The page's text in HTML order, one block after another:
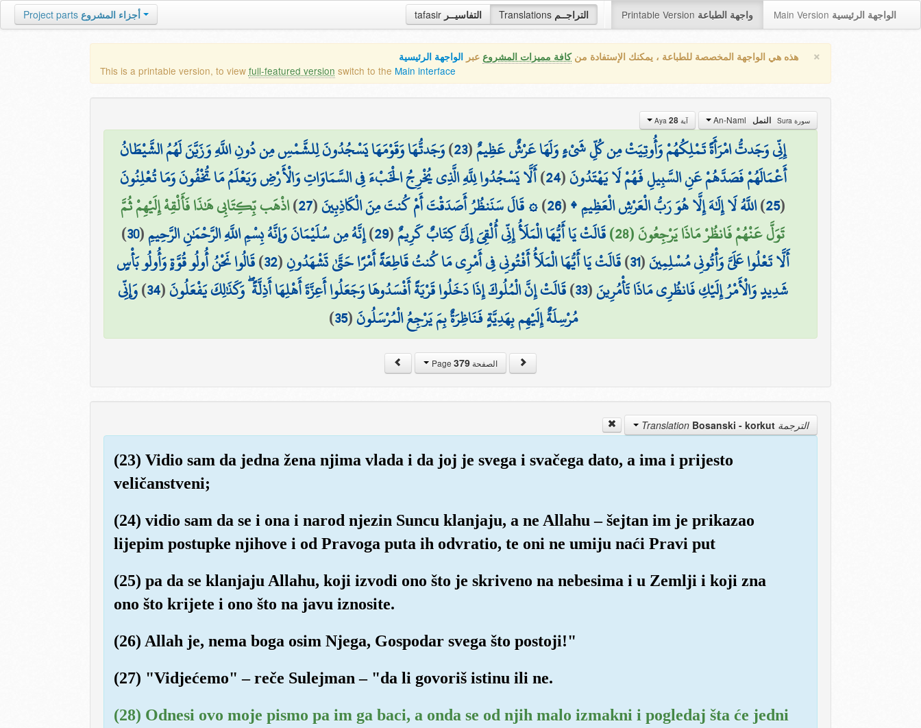
tafasir التفاسيــر Translations التراجــم Printable Version واجهة الطباعة Main Version الواجهة الرئيسية Project parts أجزاء المشروع
× هذه هي الواجهة المخصصة للطباعة ، يمكنك الإستفادة منكافة مميزات المشروع عبر الواجهة الرئيسية
This is a printable version, to view full-featured version switch to the Main interface
سورة Sura النمل آية Aya 28
إِنِّي وَجَدتُّ امْرَأَةً تَمْلِكُهُمْ وَأُوتِيَتْ مِن كُلِّ شَيْءٍ وَلَهَا عَرْشٌ عَظِيمٌ(
23
)وَجَدتُّهَا وَقَوْمَهَا يَسْجُدُونَ لِلشَّمْسِ مِن دُونِ اللَّهِ وَزَيَّنَ لَهُمُ الشَّيْطَانُ
أَعْمَالَهُمْ فَصَدَّهُمْ عَنِ السَّبِيلِ فَهُمْ لَا يَهْتَدُونَ(
24
)أَلَّا يَسْجُدُوا لِلَّهِ الَّذِي يُخْرِجُ الْخَبْءَ فِي السَّمَاوَاتِ وَالْأَرْضِ وَيَعْلَمُ مَا تُخْفُونَ وَمَا تُعْلِنُونَ
(
25
)اللَّهُ لَا إِلَٰهَ إِلَّا هُوَ رَبُّ الْعَرْشِ الْعَظِيمِ ۩(
26
)۞ قَالَ سَنَنظُرُ أَصَدَقْتَ أَمْ كُنتَ مِنَ الْكَاذِبِينَ(
27
)اذْهَب بِّكِتَابِي هَٰذَا فَأَلْقِهْ إِلَيْهِمْ ثُمَّ
تَوَلَّ عَنْهُمْ فَانظُرْ مَاذَا يَرْجِعُونَ (28)
قَالَتْ يَا أَيُّهَا الْمَلَأُ إِنِّي أُلْقِيَ إِلَيَّ كِتَابٌ كَرِيمٌ(
29
)إِنَّهُ مِن سُلَيْمَانَ وَإِنَّهُ بِسْمِ اللَّهِ الرَّحْمَٰنِ الرَّحِيمِ(
30
)
أَلَّا تَعْلُوا عَلَيَّ وَأْتُونِي مُسْلِمِينَ(
31
)قَالَتْ يَا أَيُّهَا الْمَلَأُ أَفْتُونِي فِي أَمْرِي مَا كُنتُ قَاطِعَةً أَمْرًا حَتَّىٰ تَشْهَدُونِ(
32
)قَالُوا نَحْنُ أُولُو قُوَّةٍ وَأُولُو بَأْسٍ
شَدِيدٍ وَالْأَمْرُ إِلَيْكِ فَانظُرِي مَاذَا تَأْمُرِينَ(
33
)قَالَتْ إِنَّ الْمُلُوكَ إِذَا دَخَلُوا قَرْيَةً أَفْسَدُوهَا وَجَعَلُوا أَعِزَّةَ أَهْلِهَا أَذِلَّةً ۖ وَكَذَٰلِكَ يَفْعَلُونَ(
34
)وَإِنِّي
مُرْسِلَةٌ إِلَيْهِم بِهَدِيَّةٍ فَنَاظِرَةٌ بِمَ يَرْجِعُ الْمُرْسَلُونَ(
35
)
الصفحة Page379
الترجمة Translation Bosanski - korkut
(23) Vidio sam da jedna žena njima vlada i da joj je svega i svačega dato, a ima i prijesto
veličanstveni;
(24) vidio sam da se i ona i narod njezin Suncu klanjaju, a ne Allahu – šejtan im je prikazao
lijepim postupke njihove i od Pravoga puta ih odvratio, te oni ne umiju naći Pravi put
(25) pa da se klanjaju Allahu, koji izvodi ono što je skriveno na nebesima i u Zemlji i koji zna
ono što krijete i ono što na javu iznosite.
(26) Allah je, nema boga osim Njega, Gospodar svega što postoji!"
(27) "Vidjećemo" – reče Sulejman – "da li govoriš istinu ili ne.
(28) Odnesi ovo moje pismo pa im ga baci, a onda se od njih malo izmakni i pogledaj šta će jedni